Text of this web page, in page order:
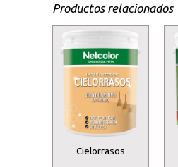
Productos relacionados
Cielorrasos